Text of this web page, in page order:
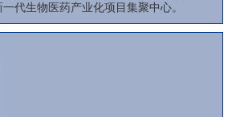
代生物医药产业化项目集聚中心。